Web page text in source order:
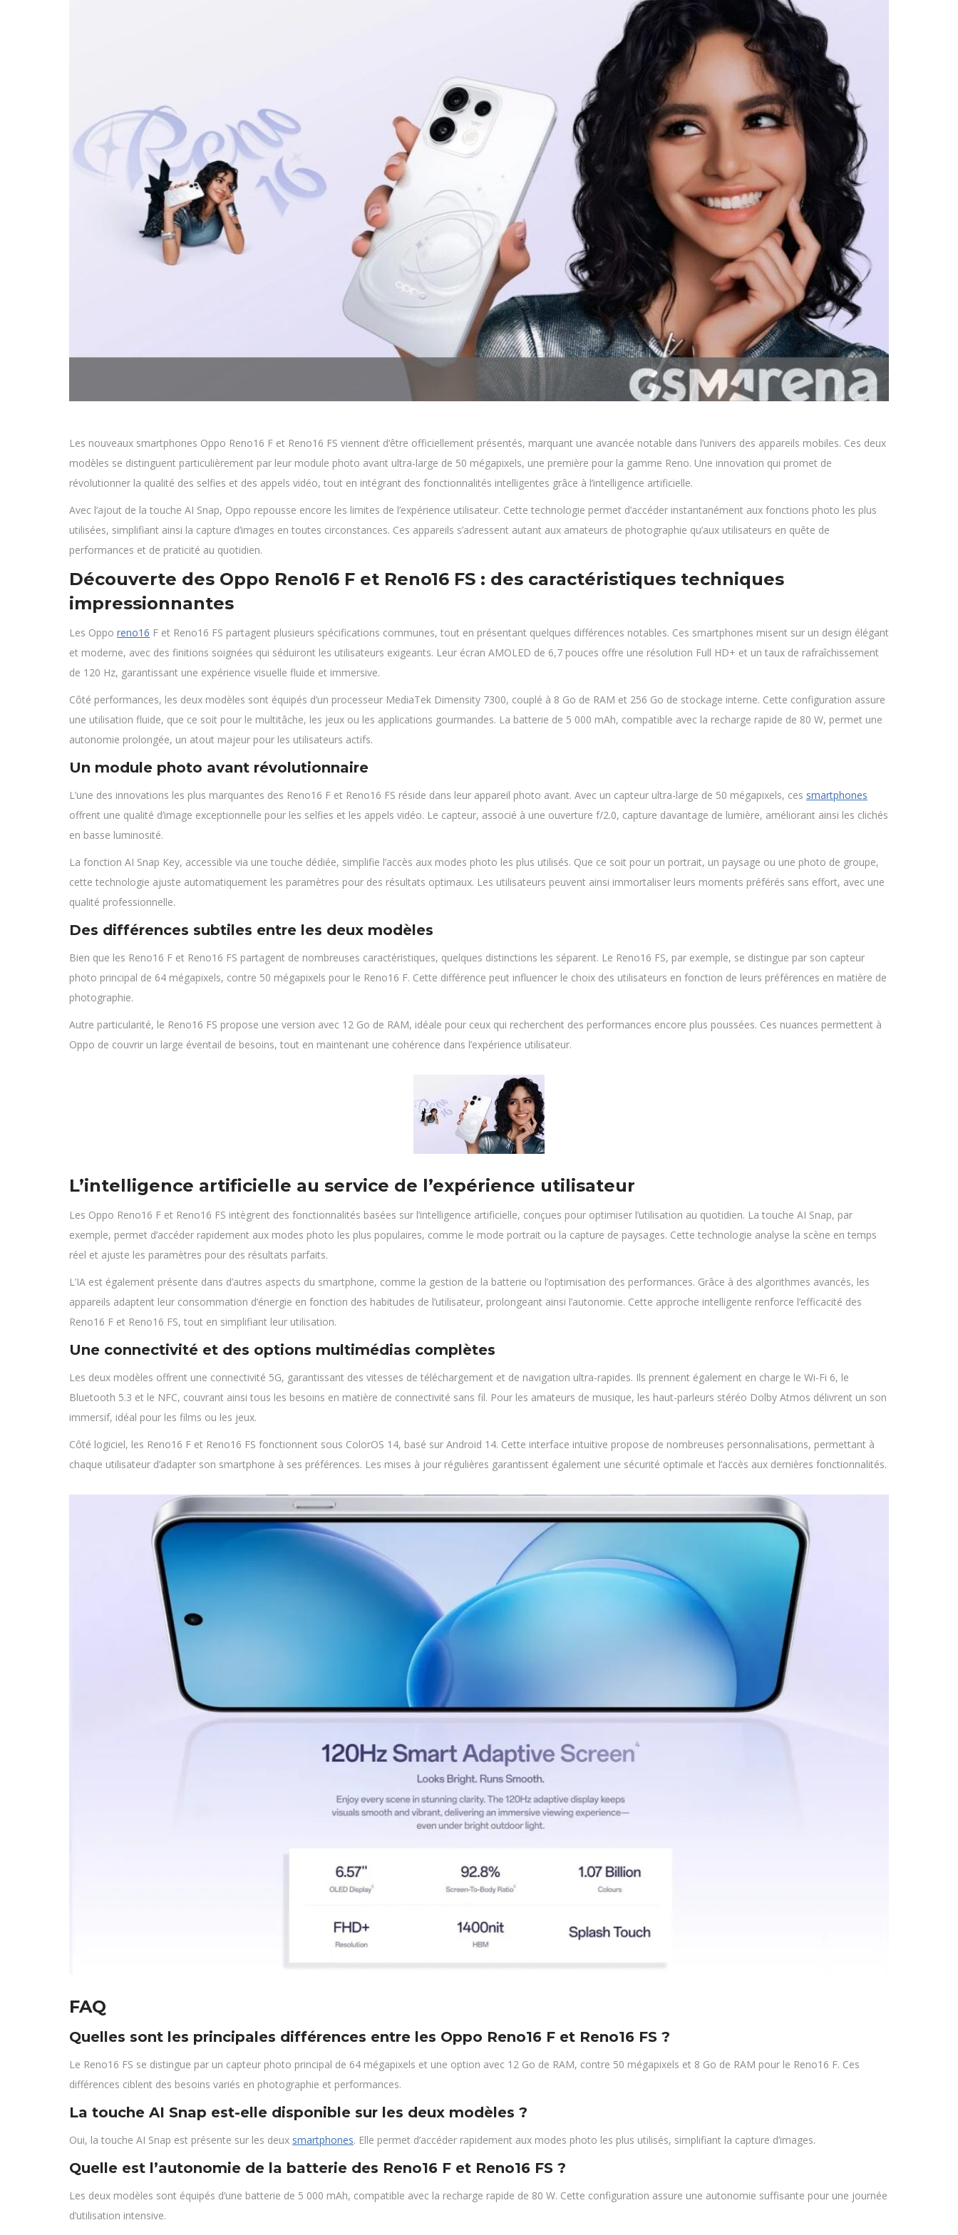
Les nouveaux smartphones Oppo Reno16 F et Reno16 FS viennent d’être officiellement présentés, marquant une avancée notable dans l’univers des appareils mobiles. Ces deux
modèles se distinguent particulièrement par leur module photo avant ultra-large de 50 mégapixels, une première pour la gamme Reno. Une innovation qui promet de
révolutionner la qualité des selfies et des appels vidéo, tout en intégrant des fonctionnalités intelligentes grâce à l’intelligence artificielle.
Avec l’ajout de la touche AI Snap, Oppo repousse encore les limites de l’expérience utilisateur. Cette technologie permet d’accéder instantanément aux fonctions photo les plus
utilisées, simplifiant ainsi la capture d’images en toutes circonstances. Ces appareils s’adressent autant aux amateurs de photographie qu’aux utilisateurs en quête de
performances et de praticité au quotidien.
Découverte des Oppo Reno16 F et Reno16 FS : des caractéristiques techniques
impressionnantes
Les Oppo reno16 F et Reno16 FS partagent plusieurs spécifications communes, tout en présentant quelques différences notables. Ces smartphones misent sur un design élégant
et moderne, avec des finitions soignées qui séduiront les utilisateurs exigeants. Leur écran AMOLED de 6,7 pouces offre une résolution Full HD+ et un taux de rafraîchissement
de 120 Hz, garantissant une expérience visuelle fluide et immersive.
Côté performances, les deux modèles sont équipés d’un processeur MediaTek Dimensity 7300, couplé à 8 Go de RAM et 256 Go de stockage interne. Cette configuration assure
une utilisation fluide, que ce soit pour le multitâche, les jeux ou les applications gourmandes. La batterie de 5 000 mAh, compatible avec la recharge rapide de 80 W, permet une
autonomie prolongée, un atout majeur pour les utilisateurs actifs.
Un module photo avant révolutionnaire
L’une des innovations les plus marquantes des Reno16 F et Reno16 FS réside dans leur appareil photo avant. Avec un capteur ultra-large de 50 mégapixels, ces smartphones
offrent une qualité d’image exceptionnelle pour les selfies et les appels vidéo. Le capteur, associé à une ouverture f/2.0, capture davantage de lumière, améliorant ainsi les clichés
en basse luminosité.
La fonction AI Snap Key, accessible via une touche dédiée, simplifie l’accès aux modes photo les plus utilisés. Que ce soit pour un portrait, un paysage ou une photo de groupe,
cette technologie ajuste automatiquement les paramètres pour des résultats optimaux. Les utilisateurs peuvent ainsi immortaliser leurs moments préférés sans effort, avec une
qualité professionnelle.
Des différences subtiles entre les deux modèles
Bien que les Reno16 F et Reno16 FS partagent de nombreuses caractéristiques, quelques distinctions les séparent. Le Reno16 FS, par exemple, se distingue par son capteur
photo principal de 64 mégapixels, contre 50 mégapixels pour le Reno16 F. Cette différence peut influencer le choix des utilisateurs en fonction de leurs préférences en matière de
photographie.
Autre particularité, le Reno16 FS propose une version avec 12 Go de RAM, idéale pour ceux qui recherchent des performances encore plus poussées. Ces nuances permettent à
Oppo de couvrir un large éventail de besoins, tout en maintenant une cohérence dans l’expérience utilisateur.
L’intelligence artificielle au service de l’expérience utilisateur
Les Oppo Reno16 F et Reno16 FS intègrent des fonctionnalités basées sur l’intelligence artificielle, conçues pour optimiser l’utilisation au quotidien. La touche AI Snap, par
exemple, permet d’accéder rapidement aux modes photo les plus populaires, comme le mode portrait ou la capture de paysages. Cette technologie analyse la scène en temps
réel et ajuste les paramètres pour des résultats parfaits.
L’IA est également présente dans d’autres aspects du smartphone, comme la gestion de la batterie ou l’optimisation des performances. Grâce à des algorithmes avancés, les
appareils adaptent leur consommation d’énergie en fonction des habitudes de l’utilisateur, prolongeant ainsi l’autonomie. Cette approche intelligente renforce l’efficacité des
Reno16 F et Reno16 FS, tout en simplifiant leur utilisation.
Une connectivité et des options multimédias complètes
Les deux modèles offrent une connectivité 5G, garantissant des vitesses de téléchargement et de navigation ultra-rapides. Ils prennent également en charge le Wi-Fi 6, le
Bluetooth 5.3 et le NFC, couvrant ainsi tous les besoins en matière de connectivité sans fil. Pour les amateurs de musique, les haut-parleurs stéréo Dolby Atmos délivrent un son
immersif, idéal pour les films ou les jeux.
Côté logiciel, les Reno16 F et Reno16 FS fonctionnent sous ColorOS 14, basé sur Android 14. Cette interface intuitive propose de nombreuses personnalisations, permettant à
chaque utilisateur d’adapter son smartphone à ses préférences. Les mises à jour régulières garantissent également une sécurité optimale et l’accès aux dernières fonctionnalités.
FAQ
Quelles sont les principales différences entre les Oppo Reno16 F et Reno16 FS ?
Le Reno16 FS se distingue par un capteur photo principal de 64 mégapixels et une option avec 12 Go de RAM, contre 50 mégapixels et 8 Go de RAM pour le Reno16 F. Ces
différences ciblent des besoins variés en photographie et performances.
La touche AI Snap est-elle disponible sur les deux modèles ?
Oui, la touche AI Snap est présente sur les deux smartphones. Elle permet d’accéder rapidement aux modes photo les plus utilisés, simplifiant la capture d’images.
Quelle est l’autonomie de la batterie des Reno16 F et Reno16 FS ?
Les deux modèles sont équipés d’une batterie de 5 000 mAh, compatible avec la recharge rapide de 80 W. Cette configuration assure une autonomie suffisante pour une journée
d’utilisation intensive.